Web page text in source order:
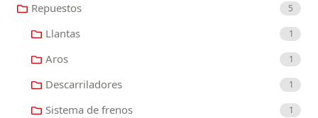
Repuestos 5
Llantas 1
Aros 1
Descarriladores 1
Sistema de frenos 1